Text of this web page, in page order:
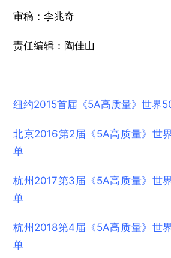
审稿：李兆奇
责任编辑：陶佳山
纽约2015首届《5A高质量》世界
北京2016第2届《5A高质量》世
单
杭州2017第3届《5A高质量》世
单
杭州2018第4届《5A高质量》世
单